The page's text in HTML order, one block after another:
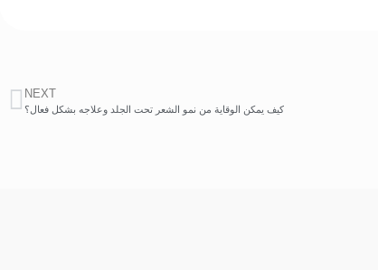
NEXT
كيف يمكن الوقاية من نمو الشعر تحت الجلد وعلاجه بشكل فعال؟